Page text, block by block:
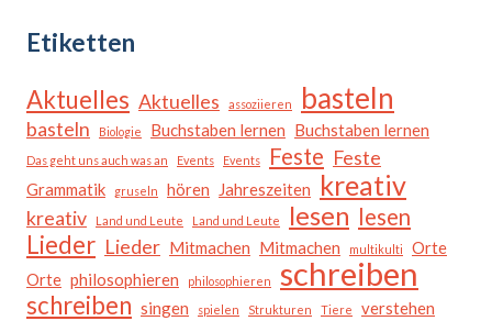
Etiketten
Aktuelles Aktuelles assoziieren basteln
basteln Biologie Buchstaben lernen Buchstaben lernen
Das geht uns auch was an Events Events Feste Feste
Grammatik gruseln hören Jahreszeiten kreativ
kreativ Land und Leute Land und Leute lesen lesen
Lieder Lieder Mitmachen Mitmachen multikulti
Orte
Orte philosophieren philosophieren schreiben
schreiben singen spielen Strukturen Tiere
verstehen